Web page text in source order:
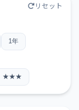
リセット
1年
★★★